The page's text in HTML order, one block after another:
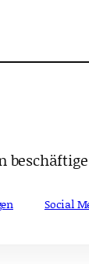
Social